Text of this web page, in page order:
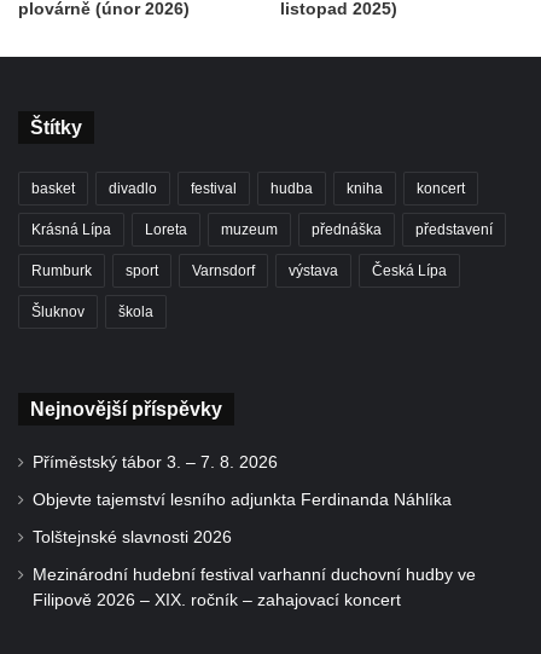
plovárně (únor 2026)
listopad 2025)
Štítky
basket divadlo festival hudba kniha koncert
Krásná Lípa Loreta muzeum přednáška představení
Rumburk sport Varnsdorf výstava Česká Lípa
Šluknov škola
Nejnovější příspěvky
Příměstský tábor 3. – 7. 8. 2026
Objevte tajemství lesního adjunkta Ferdinanda Náhlíka
Tolštejnské slavnosti 2026
Mezinárodní hudební festival varhanní duchovní hudby ve
Filipově 2026 – XIX. ročník – zahajovací koncert